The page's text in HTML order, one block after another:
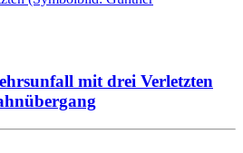
mit drei Verletzten